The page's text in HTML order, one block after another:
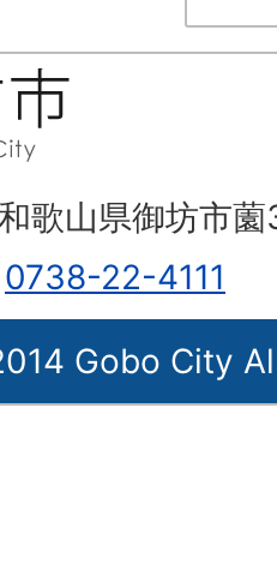
山県御坊市薗
0738-22-4111
Gobo City